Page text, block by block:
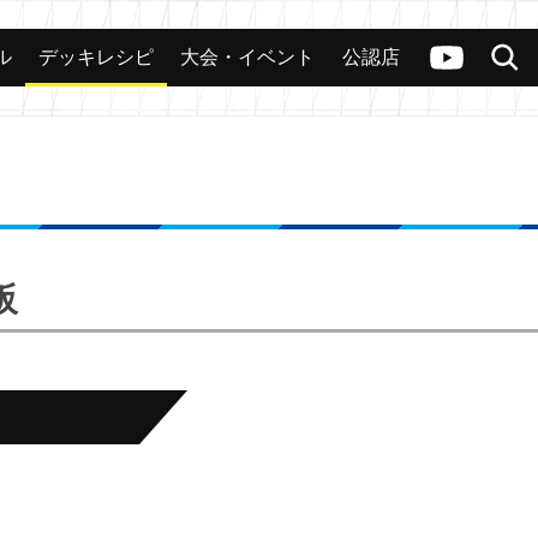
ヴァンガードch
検索
カード 大会 公認店舗 その他
デッキレシピ 大会・イベント 公認店